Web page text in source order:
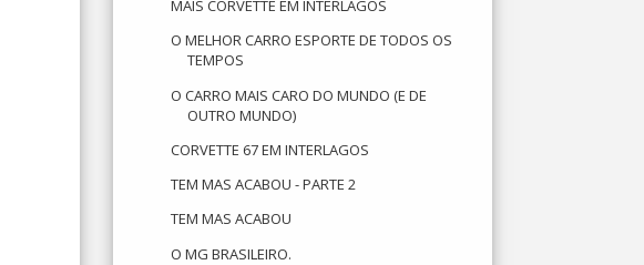
MAIS CORVETTE EM INTERLAGOS
O MELHOR CARRO ESPORTE DE TODOS OS
TEMPOS
O CARRO MAIS CARO DO MUNDO (E DE
OUTRO MUNDO)
CORVETTE 67 EM INTERLAGOS
TEM MAS ACABOU - PARTE 2
TEM MAS ACABOU
O MG BRASILEIRO.